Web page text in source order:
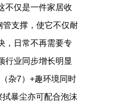
不仅是一件家居收
支撑，使它不仅耐
，日常不再需要专
行业同步增长明显
杂7）+趣环境同时
暴尘亦可配合泡沫